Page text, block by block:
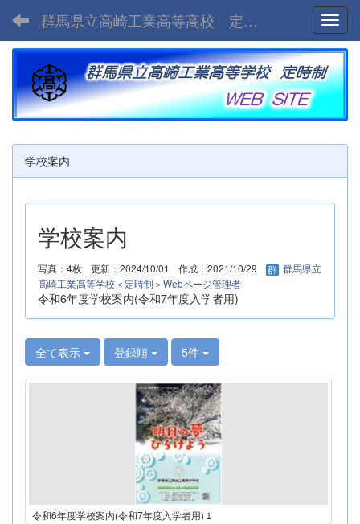
群馬県立高崎工業高等高校 定時制
学校案内
学校案内
写真：4枚 更新：2024/10/01 作成：2021/10/29
群馬県立
高崎工業高等学校＜定時制＞Webページ管理者
令和6年度学校案内(令和7年度入学者用)
全て表示 登録順 5件
令和6年度学校案内(令和7年度入学者用)１